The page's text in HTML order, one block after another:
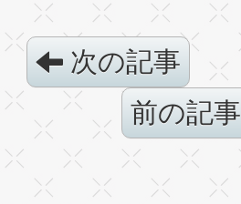
次の記事
前の記事